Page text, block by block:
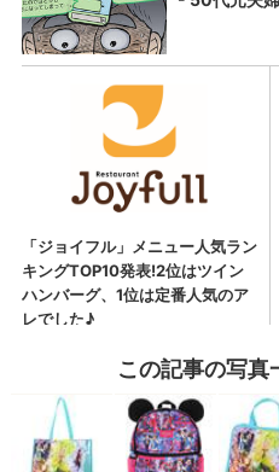
この記事の写真